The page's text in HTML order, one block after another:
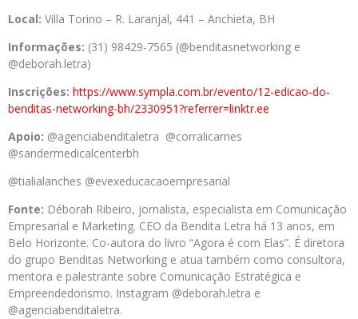
Local: Villa Torino – R. Laranjal, 441 – Anchieta, BH
Informações: (31) 98429-7565 (@benditasnetworking e
@deborah.letra)
Inscrições: https://www.sympla.com.br/evento/12-edicao-do-
benditas-networking-bh/2330951?referrer=linktr.ee
Apoio: @agenciabenditaletra @corralicarnes
@sandermedicalcenterbh
@tialialanches @evexeducacaoempresarial
Fonte: Déborah Ribeiro, jornalista, especialista em Comunicação
Empresarial e Marketing. CEO da Bendita Letra há 13 anos, em
Belo Horizonte. Co-autora do livro “Agora é com Elas”. É diretora
do grupo Benditas Networking e atua também como consultora,
mentora e palestrante sobre Comunicação Estratégica e
Empreendedorismo. Instagram @deborah.letra e
@agenciabenditaletra.